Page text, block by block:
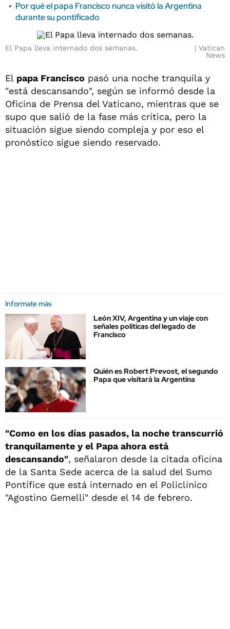
Por qué el papa Francisco nunca visitó la Argentina
durante su pontificado
El Papa lleva internado dos semanas.
Vatican
News
El papa Francisco pasó una noche tranquila y
"está descansando", según se informó desde la
Oficina de Prensa del Vaticano, mientras que se
supo que salió de la fase más crítica, pero la
situación sigue siendo compleja y por eso el
pronóstico sigue siendo reservado.
Informate más
León XIV, Argentina y un viaje con
señales políticas del legado de
Francisco
Quién es Robert Prevost, el segundo
Papa que visitará la Argentina
"Como en los días pasados, la noche transcurrió
tranquilamente y el Papa ahora está
descansando", señalaron desde la citada oficina
de la Santa Sede acerca de la salud del Sumo
Pontífice que está internado en el Policlínico
"Agostino Gemelli" desde el 14 de febrero.